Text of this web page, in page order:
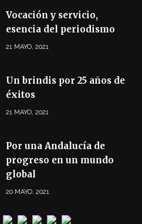
Vocación y servicio,
esencia del periodismo
21 MAYO, 2021
Un brindis por 25 años de
éxitos
21 MAYO, 2021
Por una Andalucía de
progreso en un mundo
global
20 MAYO, 2021